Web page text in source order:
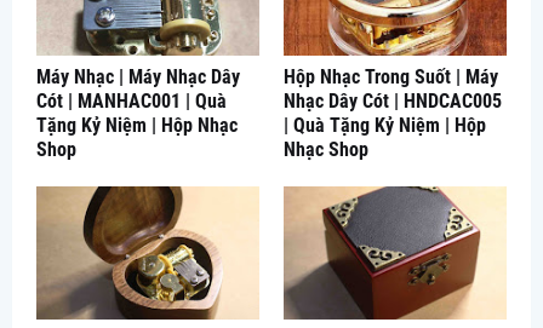
Máy Nhạc | Máy Nhạc Dây
Cót | MANHAC001 | Quà
Tặng Kỷ Niệm | Hộp Nhạc
Shop
Hộp Nhạc Trong Suốt | Máy
Nhạc Dây Cót | HNDCAC005
| Quà Tặng Kỷ Niệm | Hộp
Nhạc Shop